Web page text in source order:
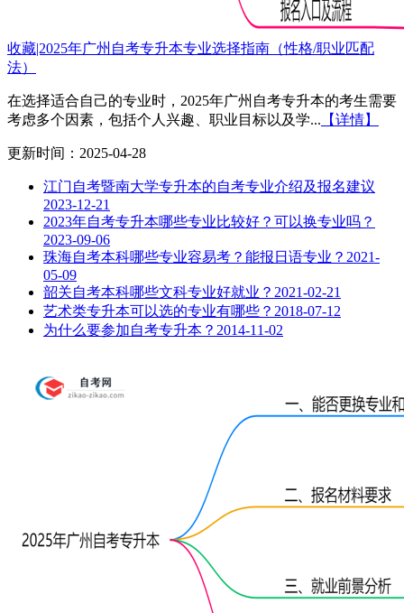
收藏|2025年广州自考专升本专业选择指南（性格/职业匹配
法）
在选择适合自己的专业时，2025年广州自考专升本的考生需要
考虑多个因素，包括个人兴趣、职业目标以及学... 【详情】
更新时间：2025-04-28
江门自考暨南大学专升本的自考专业介绍及报名建议
2023-12-21
2023年自考专升本哪些专业比较好？可以换专业吗？
2023-09-06
珠海自考本科哪些专业容易考？能报日语专业？ 2021-
05-09
韶关自考本科哪些文科专业好就业？ 2021-02-21
艺术类专升本可以选的专业有哪些？ 2018-07-12
为什么要参加自考专升本？ 2014-11-02